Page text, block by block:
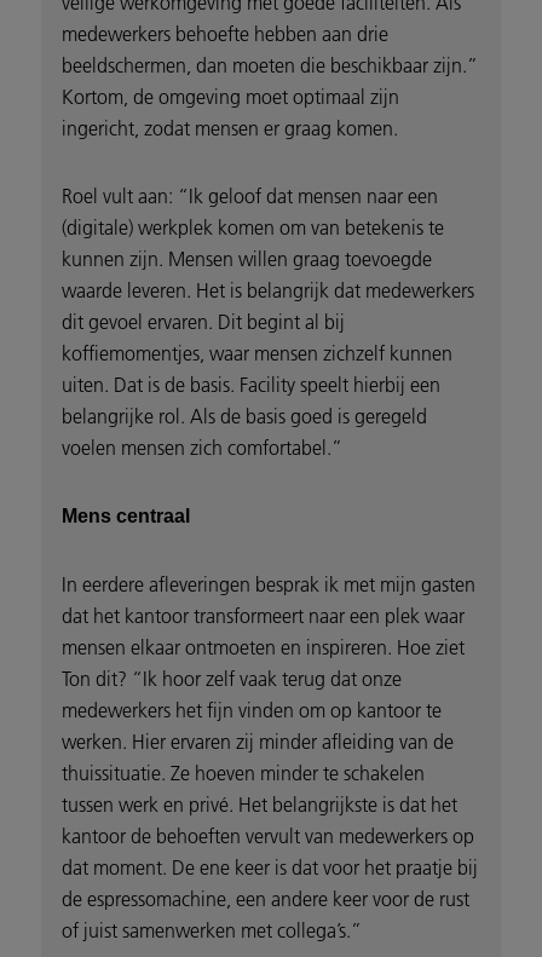
medewerkers behoefte hebben aan drie
beeldschermen, dan moeten die beschikbaar zijn.”
Kortom, de omgeving moet optimaal zijn
ingericht, zodat mensen er graag komen.
Roel vult aan: “Ik geloof dat mensen naar een
(digitale) werkplek komen om van betekenis te
kunnen zijn. Mensen willen graag toevoegde
waarde leveren. Het is belangrijk dat medewerkers
dit gevoel ervaren. Dit begint al bij
koffiemomentjes, waar mensen zichzelf kunnen
uiten. Dat is de basis. Facility speelt hierbij een
belangrijke rol. Als de basis goed is geregeld
voelen mensen zich comfortabel.”
Mens centraal
In eerdere afleveringen besprak ik met mijn gasten
dat het kantoor transformeert naar een plek waar
mensen elkaar ontmoeten en inspireren. Hoe ziet
Ton dit? “Ik hoor zelf vaak terug dat onze
medewerkers het fijn vinden om op kantoor te
werken. Hier ervaren zij minder afleiding van de
thuissituatie. Ze hoeven minder te schakelen
tussen werk en privé. Het belangrijkste is dat het
kantoor de behoeften vervult van medewerkers op
dat moment. De ene keer is dat voor het praatje bij
de espressomachine, een andere keer voor de rust
of juist samenwerken met collega’s.”